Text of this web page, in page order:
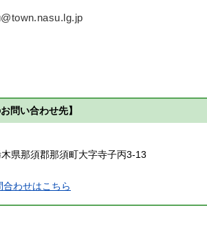
問い合わせ先】
県那須郡那須町大字寺子丙3-13
合わせはこちら